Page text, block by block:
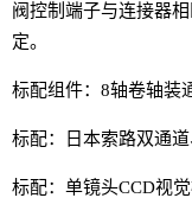
阀控制端子与连接器
定。
标配组件：8轴卷轴装
标配：日本索路双通
标配：单镜头CCD视觉